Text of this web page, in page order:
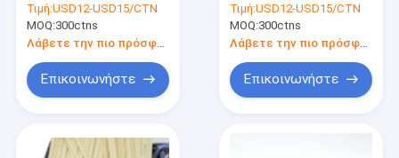
ιαπωνικές κουζίνες
σουσιών
Τιμή:USD12-USD15/CTN
MOQ:300ctns
Λάβετε την πιο πρόσφατη τιμή
Επικοινωνήστε
κορεατικές κουζίνες
Τιμή:USD12-USD15/CTN
MOQ:300ctns
Επικοινωνήστε